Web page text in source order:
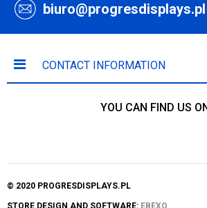
biuro@progresdisplays.pl
CONTACT INFORMATION
YOU CAN FIND US
© 2020 PROGRESDISPLAYS.PL
STORE DESIGN AND SOFTWARE: EBEXO